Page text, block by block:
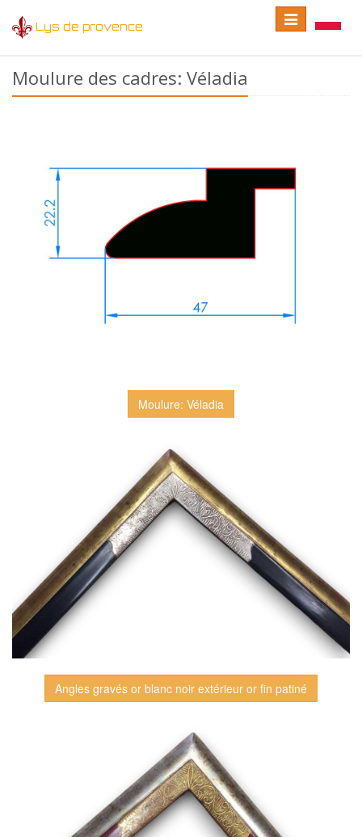
Lys de provence
Toggle
language
Toggle
navigation
Moulure des cadres: Véladia
Moulure: Véladia
Angles gravés or blanc noir extérieur or fin patiné